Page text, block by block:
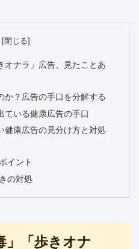
オナラ」広告、見たことあ
か？広告の手口を分解する
ている健康広告の手口
健康広告の見分け方と対処
イント
の対処
」「歩きオナ